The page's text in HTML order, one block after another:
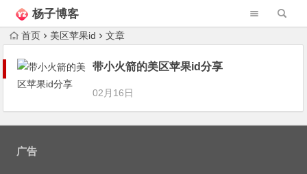
杨子博客
首页 美区苹果id 文章
带小火箭的美区苹果id分享
02月16日
广告